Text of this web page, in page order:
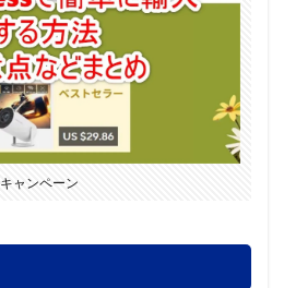
キャンペーン